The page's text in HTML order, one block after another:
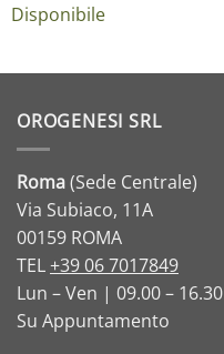
Disponibile
OROGENESI SRL
Roma(Sede Centrale)
Via Subiaco, 11A
00159 ROMA
TEL+39 06 7017849
Lun – Ven | 09.00 – 16.30
Su Appuntamento